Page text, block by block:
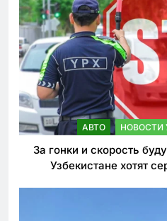
АВТО НОВОСТИ
За гонки и скорость
Узбекистане хотят